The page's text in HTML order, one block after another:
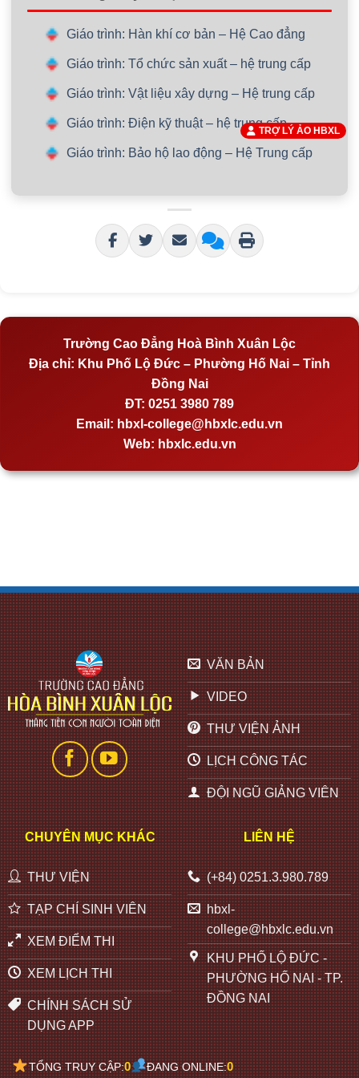
Giáo trình: Hàn khí cơ bản – Hệ Cao đẳng
Giáo trình: Tổ chức sản xuất – hệ trung cấp
Giáo trình: Vật liệu xây dựng – Hệ trung cấp
Giáo trình: Điện kỹ thuật – hệ trung cấp
Giáo trình: Bảo hộ lao động – Hệ Trung cấp
Trường Cao Đẳng Hoà Bình Xuân Lộc
Địa chỉ: Khu Phố Lộ Đức – Phường Hố Nai – Tỉnh
Đồng Nai
ĐT: 0251 3980 789
Email: hbxl-college@hbxlc.edu.vn
Web: hbxlc.edu.vn
VĂN BẢN
VIDEO
THƯ VIỆN ẢNH
LỊCH CÔNG TÁC
ĐỘI NGŨ GIẢNG VIÊN
CHUYÊN MỤC KHÁC
THƯ VIỆN
TẠP CHÍ SINH VIÊN
XEM ĐIỂM THI
XEM LỊCH THI
CHÍNH SÁCH SỬ
DỤNG APP
LIÊN HỆ
(+84) 0251.3.980.789
hbxl-
college@hbxlc.edu.vn
KHU PHỐ LỘ ĐỨC -
PHƯỜNG HỐ NAI - TP.
ĐỒNG NAI
TỔNG TRUY CẬP:0 ĐANG ONLINE:0
TRỢ LÝ ẢO HBXL